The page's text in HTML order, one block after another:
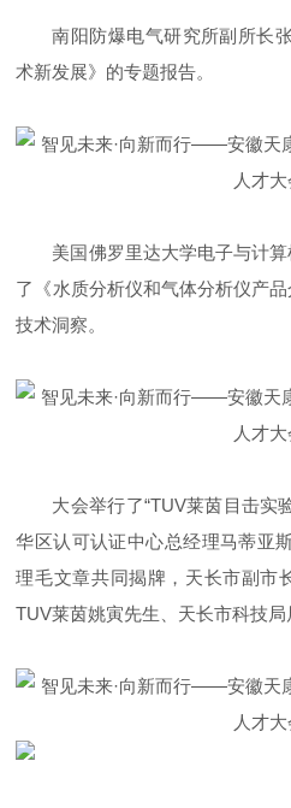
南阳防爆电气研究所副所长
术新发展》的专题报告。
美国佛罗里达大学电子与计
了《水质分析仪和气体分析仪产
技术洞察。
大会举行了“TUV莱茵目击实
华区认可认证中心总经理马蒂亚
理毛文章共同揭牌，天长市副市
TUV莱茵姚寅先生、天长市科技局